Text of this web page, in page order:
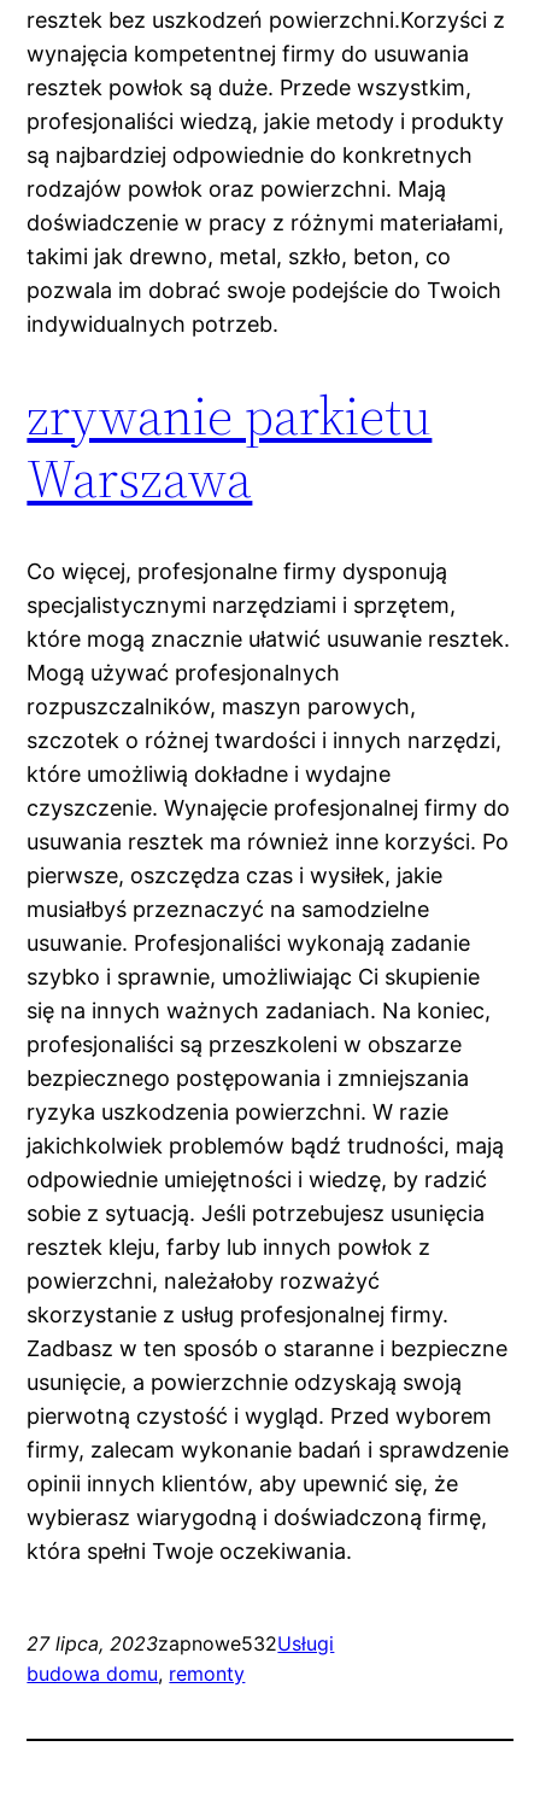
resztek bez uszkodzeń powierzchni.Korzyści z
wynajęcia kompetentnej firmy do usuwania
resztek powłok są duże. Przede wszystkim,
profesjonaliści wiedzą, jakie metody i produkty
są najbardziej odpowiednie do konkretnych
rodzajów powłok oraz powierzchni. Mają
doświadczenie w pracy z różnymi materiałami,
takimi jak drewno, metal, szkło, beton, co
pozwala im dobrać swoje podejście do Twoich
indywidualnych potrzeb.
zrywanie parkietu
Warszawa
Co więcej, profesjonalne firmy dysponują
specjalistycznymi narzędziami i sprzętem,
które mogą znacznie ułatwić usuwanie resztek.
Mogą używać profesjonalnych
rozpuszczalników, maszyn parowych,
szczotek o różnej twardości i innych narzędzi,
które umożliwią dokładne i wydajne
czyszczenie. Wynajęcie profesjonalnej firmy do
usuwania resztek ma również inne korzyści. Po
pierwsze, oszczędza czas i wysiłek, jakie
musiałbyś przeznaczyć na samodzielne
usuwanie. Profesjonaliści wykonają zadanie
szybko i sprawnie, umożliwiając Ci skupienie
się na innych ważnych zadaniach. Na koniec,
profesjonaliści są przeszkoleni w obszarze
bezpiecznego postępowania i zmniejszania
ryzyka uszkodzenia powierzchni. W razie
jakichkolwiek problemów bądź trudności, mają
odpowiednie umiejętności i wiedzę, by radzić
sobie z sytuacją. Jeśli potrzebujesz usunięcia
resztek kleju, farby lub innych powłok z
powierzchni, należałoby rozważyć
skorzystanie z usług profesjonalnej firmy.
Zadbasz w ten sposób o staranne i bezpieczne
usunięcie, a powierzchnie odzyskają swoją
pierwotną czystość i wygląd. Przed wyborem
firmy, zalecam wykonanie badań i sprawdzenie
opinii innych klientów, aby upewnić się, że
wybierasz wiarygodną i doświadczoną firmę,
która spełni Twoje oczekiwania.
27 lipca, 2023zapnowe532Usługi
budowa domu, remonty